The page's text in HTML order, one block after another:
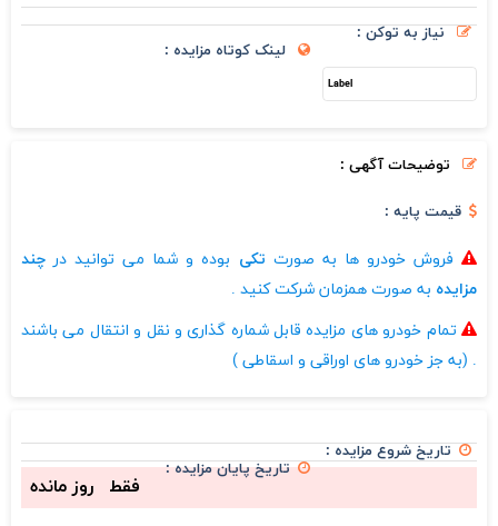
نیاز به توکن :
لینک کوتاه مزایده :
توضیحات آگهی :
قیمت پایه :
فروش خودرو ها به صورت تکی بوده و شما می توانید در چند
مزایده به صورت همزمان شرکت کنید .
تمام خودرو های مزایده قابل شماره گذاری و نقل و انتقال می باشند
. (به جز خودرو های اوراقی و اسقاطی )
تاریخ شروع مزایده :
تاریخ پایان مزایده :
فقط روز مانده